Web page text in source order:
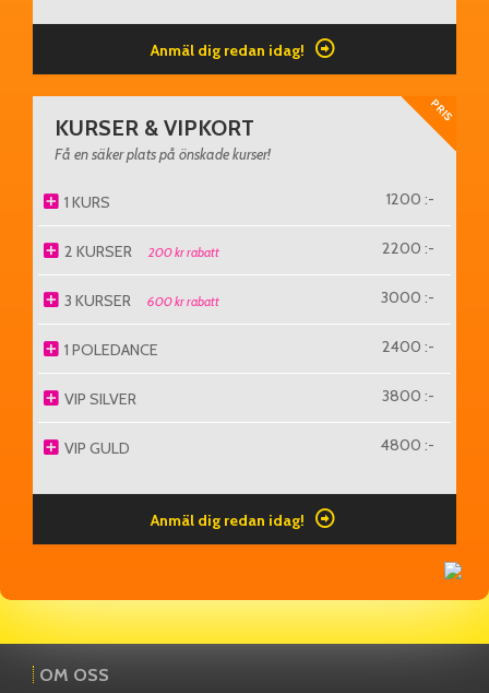
Anmäl dig redan idag!
KURSER & VIPKORT
Få en säker plats på önskade kurser!
PRIS
1 KURS 1200 :-
2 KURSER 200 kr rabatt 2200 :-
3 KURSER 600 kr rabatt 3000 :-
1 POLEDANCE 2400 :-
VIP SILVER 3800 :-
VIP GULD 4800 :-
Anmäl dig redan idag!
OM OSS